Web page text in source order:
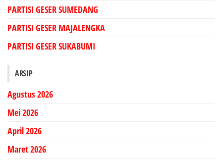
PARTISI GESER SUMEDANG
PARTISI GESER MAJALENGKA
PARTISI GESER SUKABUMI
ARSIP
Agustus 2026
Mei 2026
April 2026
Maret 2026